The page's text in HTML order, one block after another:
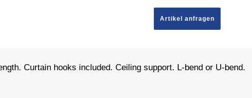
Artikel anfragen
Curtain hooks included. Ceiling support. L-bend or U-bend.